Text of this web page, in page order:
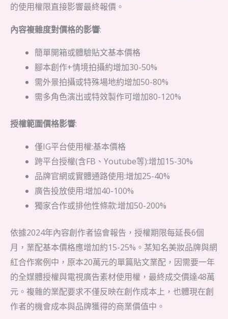
的使用權限直接影響最終報價。
內容複雜度對價格的影響:
簡單開箱或體驗貼文基本價格
腳本創作+情境拍攝約增加30-50%
需外景拍攝或特殊場地約增加50-80%
需多角色演出或特效製作可增加80-120%
授權範圍價格影響:
僅IG平台使用權:基本價格
跨平台授權(含FB、Youtube等):增加15-30%
品牌官網或實體通路使用:增加25-40%
廣告投放使用:增加40-100%
獨家合作或排他性條款:增加50-200%
依據2024年內容創作者協會報告，授權期限每延長6個
月，業配基本價格應增加約15-25%。某知名美妝品牌與網
紅合作案例中，原本20萬元的單篇貼文業配，因需要一年
的全媒體授權與電視廣告素材使用權，最終成交價達48萬
元。複雜的業配要求不僅反映在創作成本上，也體現在創
作者的機會成本與品牌獲得的商業價值中。